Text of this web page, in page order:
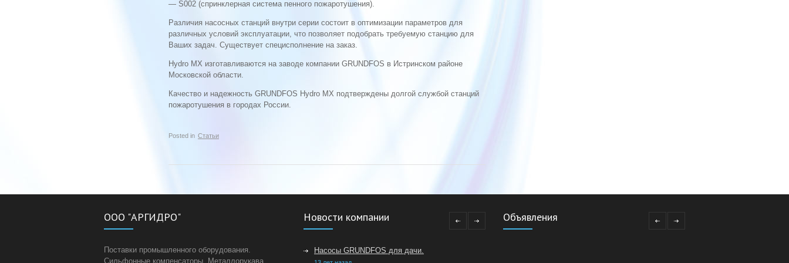
— S002 (спринклерная система пенного пожаротушения).
Различия насосных станций внутри серии состоит в оптимизации параметров для
различных условий эксплуатации, что позволяет подобрать требуемую станцию для
Ваших задач. Существует специсполнение на заказ.
Hydro MX изготавливаются на заводе компании GRUNDFOS в Истринском районе
Московской области.
Качество и надежность GRUNDFOS Hydro MX подтверждены долгой службой станций
пожаротушения в городах России.
Posted in Статьи
ООО "АРГИДРО"
Поставки промышленного оборудования.
Сильфонные компенсаторы. Металлорукава.
Новости компании
Насосы GRUNDFOS для дачи.
Объявления